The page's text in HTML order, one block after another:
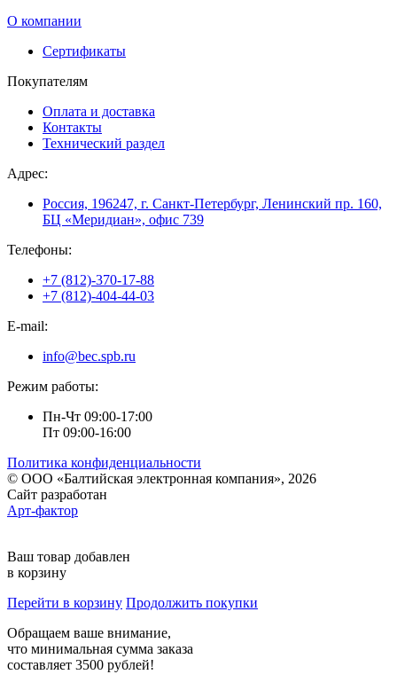
О компании
Сертификаты
Покупателям
Оплата и доставка
Контакты
Технический раздел
Адрес:
Россия, 196247, г. Санкт-Петербург, Ленинский пр. 160,
БЦ «Меридиан», офис 739
Телефоны:
+7 (812)-370-17-88
+7 (812)-404-44-03
E-mail:
info@bec.spb.ru
Режим работы:
Пн-Чт 09:00-17:00
Пт 09:00-16:00
Политика конфиденциальности
© ООО «Балтийская электронная компания», 2026
Сайт разработан
Арт-фактор
Ваш товар добавлен
в корзину
Перейти в корзину Продолжить покупки
Обращаем ваше внимание,
что минимальная сумма заказа
составляет 3500 рублей!